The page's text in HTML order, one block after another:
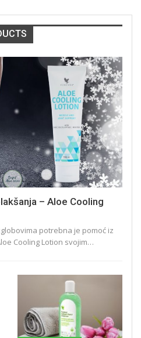
– Aloe Cooling
potrebna je pomoć iz
Cooling Lotion svojim…